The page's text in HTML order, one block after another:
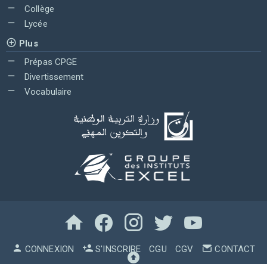
Collège
Lycée
Plus
Prépas CPGE
Divertissement
Vocabulaire
CONNEXION S'INSCRIRE CGU CGV CONTACT